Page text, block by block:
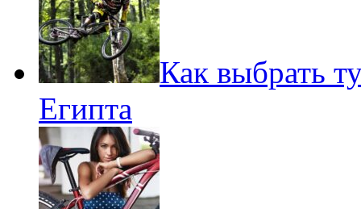
Как выбрать
Египта